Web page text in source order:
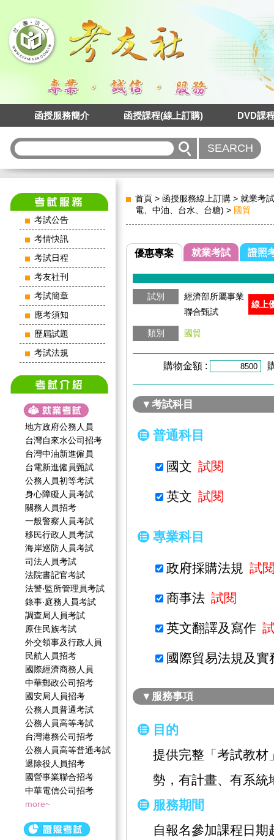
函授服務簡介 函授課程(線上訂購) DVD課
考試公告
考情快訊
考試日程
考友社刊
考試簡章
應考須知
歷屆試題
考試法規
地方政府公務人員
台灣自來水公司招考
台灣中油新進僱員
台電新進僱員甄試
公務人員初等考試
身心障礙人員考試
關務人員招考
一般警察人員考試
移民行政人員考試
海岸巡防人員考試
司法人員考試
法院書記官考試
法警‧監所管理員考試
錄事‧庭務人員考試
調查局人員考試
原住民族考試
外交領事及行政人員
民航人員招考
國際經濟商務人員
中華郵政公司招考
國安局人員招考
公務人員普通考試
公務人員高等考試
台灣港務公司招考
公務人員高等普通考試
退除役人員招考
國營事業聯合招考
中華電信公司招考
more~
首頁 > 函授服務線上訂購 > 就業考試
電、中油、台水、台糖) > 國貿
優惠專案 就業考試 證照
試別
經濟部所屬事業
聯合甄試
類別 國貿
線上
購物金額 :
▼考試科目
普通科目
國文 試閱
英文 試閱
專業科目
政府採購法規 試
商事法 試閱
英文翻譯及寫作
國際貿易法規及實
▼服務事項
目的
提供完整「考試教材
勢，有計畫、有系統
服務期間
自報名參加課程日